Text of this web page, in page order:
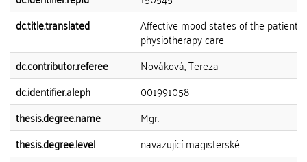
dc.title.translated
Affective mood states of the patient
physiotherapy care
dc.contributor.referee
Nováková, Tereza
dc.identifier.aleph
001991058
thesis.degree.name
Mgr.
thesis.degree.level
navazující magisterské